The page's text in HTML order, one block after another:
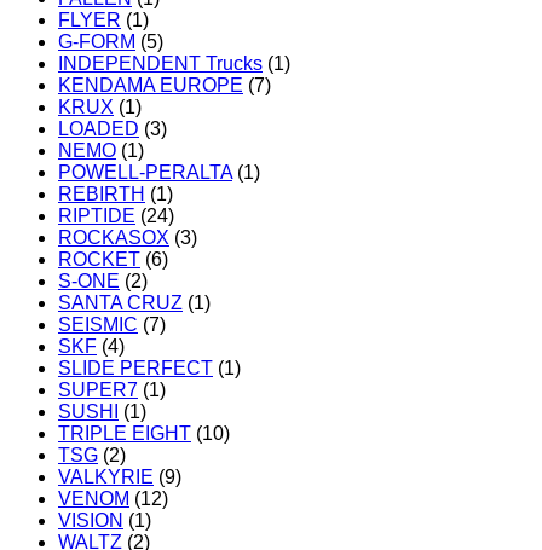
FLYER (1)
G-FORM (5)
INDEPENDENT Trucks (1)
KENDAMA EUROPE (7)
KRUX (1)
LOADED (3)
NEMO (1)
POWELL-PERALTA (1)
REBIRTH (1)
RIPTIDE (24)
ROCKASOX (3)
ROCKET (6)
S-ONE (2)
SANTA CRUZ (1)
SEISMIC (7)
SKF (4)
SLIDE PERFECT (1)
SUPER7 (1)
SUSHI
(1)
TRIPLE EIGHT (10)
TSG (2)
VALKYRIE (9)
VENOM (12)
VISION (1)
WALTZ (2)